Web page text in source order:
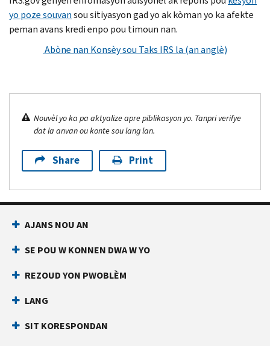
yo poze souvansou sitiyasyon gad yo ak kòman yo ka afekte
peman avans kredi enpo pou timoun nan.
Abòne nan Konsèy sou Taks IRS la (an anglè)
Nouvèl yo ka pa aktyalize apre piblikasyon yo. Tanpri verifye
dat la anvan ou konte sou lang lan.
Share Print
AJANS NOU AN
SE POU W KONNEN DWA W YO
REZOUD YON PWOBLÈM
LANG
SIT KORESPONDAN